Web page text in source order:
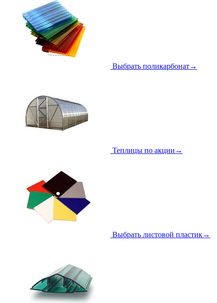
Выбрать поликарбонат→
Теплицы по акции →
Выбрать листовой пластик→